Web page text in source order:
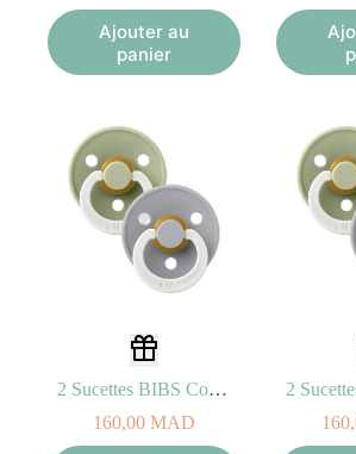
Ajouter au
panier
2 Sucettes BIBS Colour Symetric Sage/Cloud – GLOW (0-6mois)
160,00 MAD